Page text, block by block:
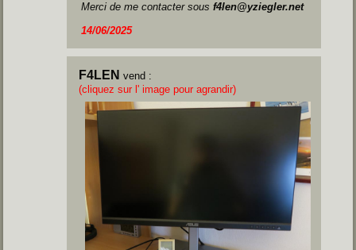
Merci de me contacter sousf4len@yziegler.net
14/06/2025
F4LEN vend :
(cliquez sur l' image pour agrandir)